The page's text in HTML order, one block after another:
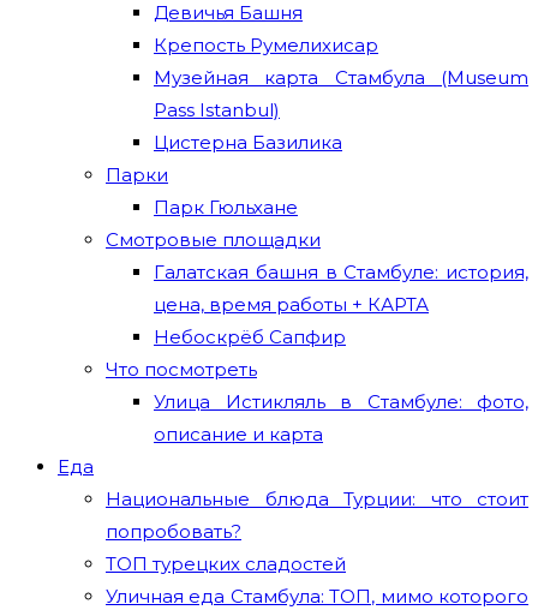
Девичья Башня
Крепость Румелихисар
Музейная карта Стамбула (Museum
Pass Istanbul)
Цистерна Базилика
Парки
Парк Гюльхане
Смотровые площадки
Галатская башня в Стамбуле: история,
цена, время работы + КАРТА
Небоскрёб Сапфир
Что посмотреть
Улица Истикляль в Стамбуле: фото,
описание и карта
Еда
Национальные блюда Турции: что стоит
попробовать?
ТОП турецких сладостей
Уличная еда Стамбула: ТОП, мимо которого